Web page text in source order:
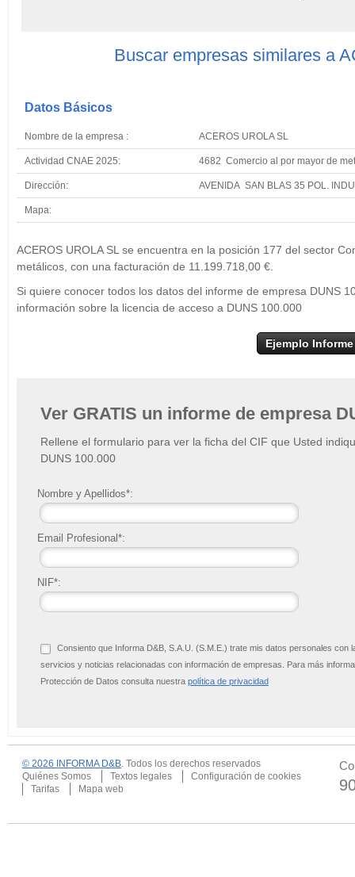
Buscar empresas similares a
Datos Básicos
Nombre de la empresa : ACEROS UROLA SL
Actividad CNAE 2025: 4682 Comercio al por mayor de
Dirección: AVENIDA SAN BLAS 35 POL.
Mapa:
−
ACEROS UROLA SL se encuentra en la posición 177 del sector
metálicos, con una facturación de 11.199.718,00 €.
Si quiere conocer todos los datos del informe de empresa DUNS
información sobre la licencia de acceso a DUNS 100.000
Ejemplo Informe
Ver GRATIS un informe de empresa
Rellene el formulario para ver la ficha del CIF que Usted
DUNS 100.000
Nombre y Apellidos*:
Email Profesional*:
NIF*:
Consiento que Informa D&B, S.A.U. (S.M.E.) trate mis datos personales
servicios y noticias relacionadas con información de empresas. Para más
Protección de Datos consulta nuestra política de privacidad
© 2026 INFORMA D&B. Todos los derechos reservados
Quiénes Somos
Textos legales
Configuración de cookies
Tarifas
Mapa web